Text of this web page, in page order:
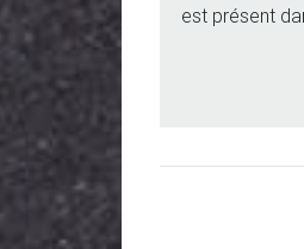
est présent